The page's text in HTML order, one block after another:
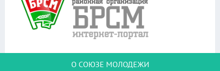
О СОЮЗЕ МОЛОДЕЖИ